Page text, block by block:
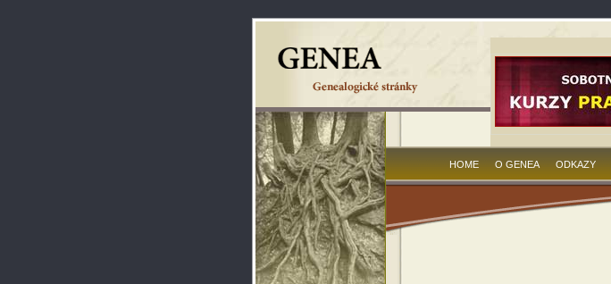
HOME O GENEA ODKAZY